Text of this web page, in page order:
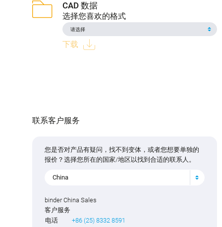
CAD 数据
选择您喜欢的格式
下载
联系客户服务
您是否对产品有疑问，找不到变体，或者您想要单独的
报价？选择您所在的国家/地区以找到合适的联系人。
China
binder China Sales
客户服务
电话
+86 (25) 8332 8591